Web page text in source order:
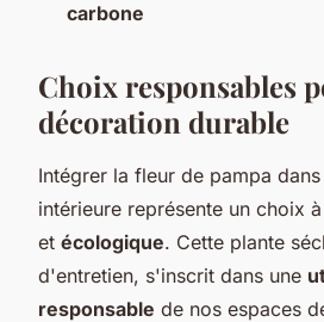
carbone
Choix responsables
décoration durable
Intégrer la fleur de pampa
intérieure représente un choix
et écologique. Cette plante
d'entretien, s'inscrit dans une
responsable de nos espaces